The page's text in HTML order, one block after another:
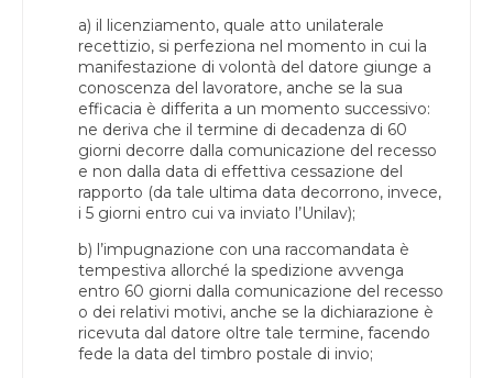
a) il licenziamento, quale atto unilaterale
recettizio, si perfeziona nel momento in cui la
manifestazione di volontà del datore giunge a
conoscenza del lavoratore, anche se la sua
efficacia è differita a un momento successivo:
ne deriva che il termine di decadenza di 60
giorni decorre dalla comunicazione del recesso
e non dalla data di effettiva cessazione del
rapporto (da tale ultima data decorrono, invece,
i 5 giorni entro cui va inviato l’Unilav);
b) l’impugnazione con una raccomandata è
tempestiva allorché la spedizione avvenga
entro 60 giorni dalla comunicazione del recesso
o dei relativi motivi, anche se la dichiarazione è
ricevuta dal datore oltre tale termine, facendo
fede la data del timbro postale di invio;